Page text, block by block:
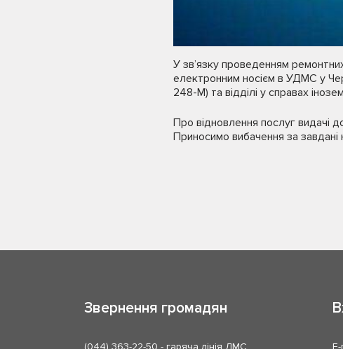
У зв’язку проведенням
електронним носієм в УДМС у
248-М) та відділі у справах
Про відновлення послуг видачі
Приносимо вибачення за завдані
Звернення громадян
(044) 363-22-50 - гаряча лінія ДМС